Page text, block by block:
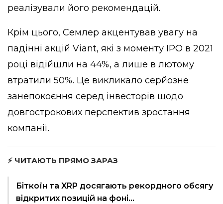
реалізували його рекомендацій.
Крім цього, Семлер акцентував увагу на
падінні акцій Viant, які з моменту IPO в 2021
році відійшли на 44%, а лише в лютому
втратили 50%. Це викликало серйозне
занепокоєння серед інвесторів щодо
довгострокових перспектив зростання
компанії.
⚡ ЧИТАЮТЬ ПРЯМО ЗАРАЗ
Біткоїн та XRP досягають рекордного обсягу
відкритих позицій на фоні…